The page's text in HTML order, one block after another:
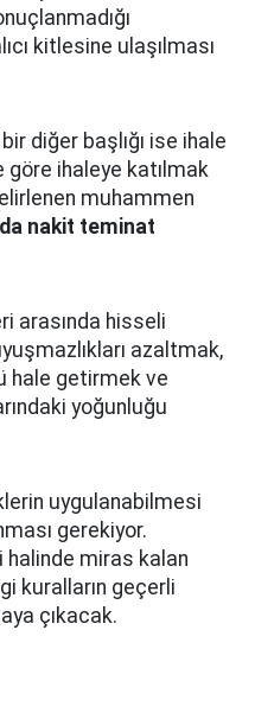
kitlesine ulaşılması
diğer başlığı ise ihale
göre ihaleye katılmak
muhammen
nakit teminat
arasında hisseli
azaltmak,
hale getirmek ve
yoğunluğu
uygulanabilmesi
gerekiyor.
miras kalan
kuralların geçerli
çıkacak.